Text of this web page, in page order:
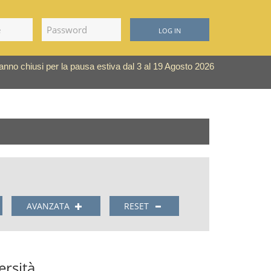
LOG IN
chiusi per la pausa estiva dal 3 al 19 Agosto 2026
AVANZATA RESET